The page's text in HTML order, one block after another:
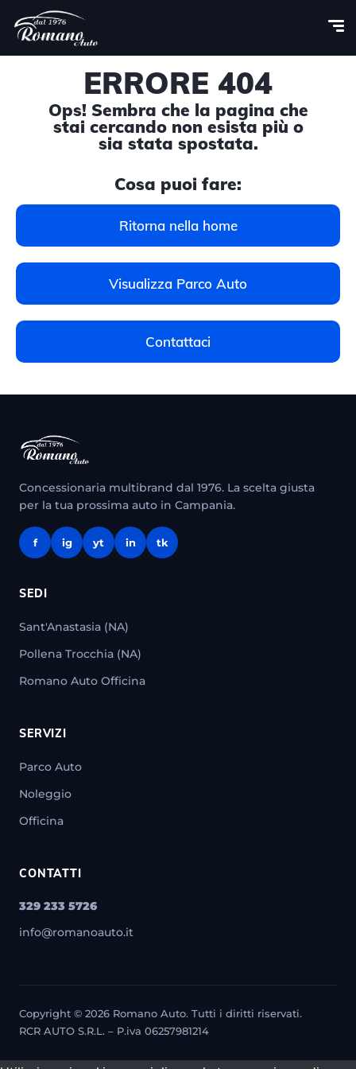
ERRORE 404
Ops! Sembra che la pagina che
stai cercando non esista più o
sia stata spostata.
Cosa puoi fare:
Ritorna nella home
Visualizza Parco Auto
Contattaci
Concessionaria multibrand dal 1976. La scelta giusta
per la tua prossima auto in Campania.
f ig yt in tk
SEDI
Sant'Anastasia (NA)
Pollena Trocchia (NA)
Romano Auto Officina
SERVIZI
Parco Auto
Noleggio
Officina
CONTATTI
329 233 5726
info@romanoauto.it
Copyright © 2026 Romano Auto. Tutti i diritti riservati.
RCR AUTO S.R.L. – P.iva 06257981214